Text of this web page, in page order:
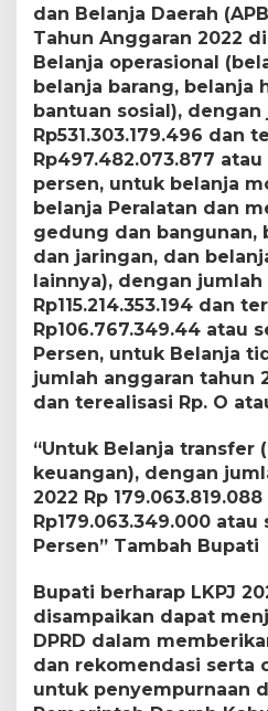
dan Belanja Daerah
Tahun Anggaran 2022
Belanja operasional
belanja barang, belanja
bantuan sosial),
Rp531.303.179.496 dan
Rp497.482.073.877
persen, untuk belanja
belanja Peralatan dan
gedung dan bangunan,
dan jaringan, dan
lainnya), dengan jumlah
Rp115.214.353.194 dan
Rp106.767.349.44 atau
Persen, untuk Belanja
jumlah anggaran tahun
dan terealisasi Rp. O
“Untuk Belanja transfer
keuangan), dengan
2022 Rp
Rp179.063.349.000 atau
Persen” Tambah Bupati
Bupati berharap LKPJ
disampaikan dapat
DPRD dalam
dan rekomendasi serta
untuk penyempurnaan